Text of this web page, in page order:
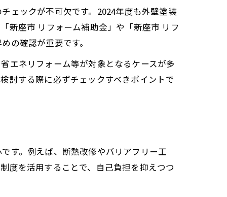
ェックが不可欠です。2024年度も外壁塗装
新座市 リフォーム補助金」や「新座市 リフ
の確認が重要です。
エネリフォーム等が対象となるケースが多
討する際に必ずチェックすべきポイントで
す。例えば、断熱改修やバリアフリー工
度を活用することで、自己負担を抑えつつ